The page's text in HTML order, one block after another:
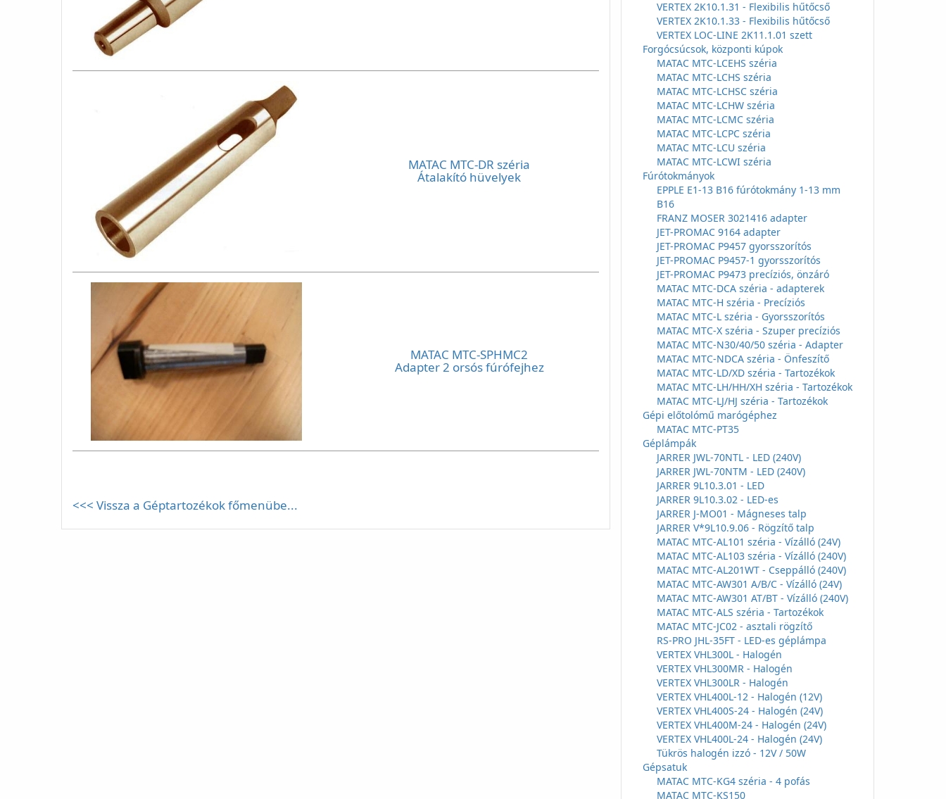
MATAC MTC-DR széria
Átalakító hüvelyek
MATAC MTC-SPHMC2
Adapter 2 orsós fúrófejhez
<<< Vissza a Géptartozékok főmenübe...
VERTEX 2K10.1.31 - Flexibilis hűtőcső
VERTEX 2K10.1.33 - Flexibilis hűtőcső
VERTEX LOC-LINE 2K11.1.01 szett
Forgócsúcsok, központi kúpok
MATAC MTC-LCEHS széria
MATAC MTC-LCHS széria
MATAC MTC-LCHSC széria
MATAC MTC-LCHW széria
MATAC MTC-LCMC széria
MATAC MTC-LCPC széria
MATAC MTC-LCU széria
MATAC MTC-LCWI széria
Fúrótokmányok
EPPLE E1-13 B16 fúrótokmány 1-13 mm
B16
FRANZ MOSER 3021416 adapter
JET-PROMAC 9164 adapter
JET-PROMAC P9457 gyorsszorítós
JET-PROMAC P9457-1 gyorsszorítós
JET-PROMAC P9473 precíziós, önzáró
MATAC MTC-DCA széria - adapterek
MATAC MTC-H széria - Precíziós
MATAC MTC-L széria - Gyorsszorítós
MATAC MTC-X széria - Szuper precíziós
MATAC MTC-N30/40/50 széria - Adapter
MATAC MTC-NDCA széria - Önfeszítő
MATAC MTC-LD/XD széria - Tartozékok
MATAC MTC-LH/HH/XH széria - Tartozékok
MATAC MTC-LJ/HJ széria - Tartozékok
Gépi előtolómű marógéphez
MATAC MTC-PT35
Géplámpák
JARRER JWL-70NTL - LED (240V)
JARRER JWL-70NTM - LED (240V)
JARRER 9L10.3.01 - LED
JARRER 9L10.3.02 - LED-es
JARRER J-MO01 - Mágneses talp
JARRER V*9L10.9.06 - Rögzítő talp
MATAC MTC-AL101 széria - Vízálló (24V)
MATAC MTC-AL103 széria - Vízálló (240V)
MATAC MTC-AL201WT - Cseppálló (240V)
MATAC MTC-AW301 A/B/C - Vízálló (24V)
MATAC MTC-AW301 AT/BT - Vízálló (240V)
MATAC MTC-ALS széria - Tartozékok
MATAC MTC-JC02 - asztali rögzítő
RS-PRO JHL-35FT - LED-es géplámpa
VERTEX VHL300L - Halogén
VERTEX VHL300MR - Halogén
VERTEX VHL300LR - Halogén
VERTEX VHL400L-12 - Halogén (12V)
VERTEX VHL400S-24 - Halogén (24V)
VERTEX VHL400M-24 - Halogén (24V)
VERTEX VHL400L-24 - Halogén (24V)
Tükrös halogén izzó - 12V / 50W
Gépsatuk
MATAC MTC-KG4 széria - 4 pofás
MATAC MTC-KS150